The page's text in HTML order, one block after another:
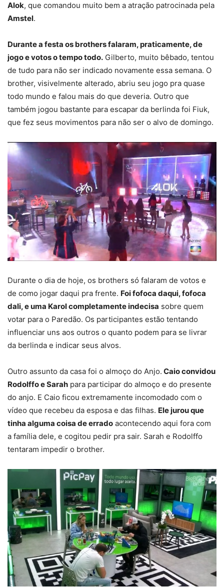
Alok, que comandou muito bem a atração patrocinada pela
Amstel.
Durante a festa os brothers falaram, praticamente, de
jogo e votos o tempo todo. Gilberto, muito bêbado, tentou
de tudo para não ser indicado novamente essa semana. O
brother, visivelmente alterado, abriu seu jogo pra quase
todo mundo e falou mais do que deveria. Outro que
também jogou bastante para escapar da berlinda foi Fiuk,
que fez seus movimentos para não ser o alvo de domingo.
Durante o dia de hoje, os brothers só falaram de votos e
de como jogar daqui pra frente. Foi fofoca daqui, fofoca
dali, e uma Karol completamente indecisa sobre quem
votar para o Paredão. Os participantes estão tentando
influenciar uns aos outros o quanto podem para se livrar
da berlinda e indicar seus alvos.
Outro assunto da casa foi o almoço do Anjo. Caio convidou
Rodolffo e Sarah para participar do almoço e do presente
do anjo. E Caio ficou extremamente incomodado com o
vídeo que recebeu da esposa e das filhas. Ele jurou que
tinha alguma coisa de errado acontecendo aqui fora com
a família dele, e cogitou pedir pra sair. Sarah e Rodolffo
tentaram impedir o brother.